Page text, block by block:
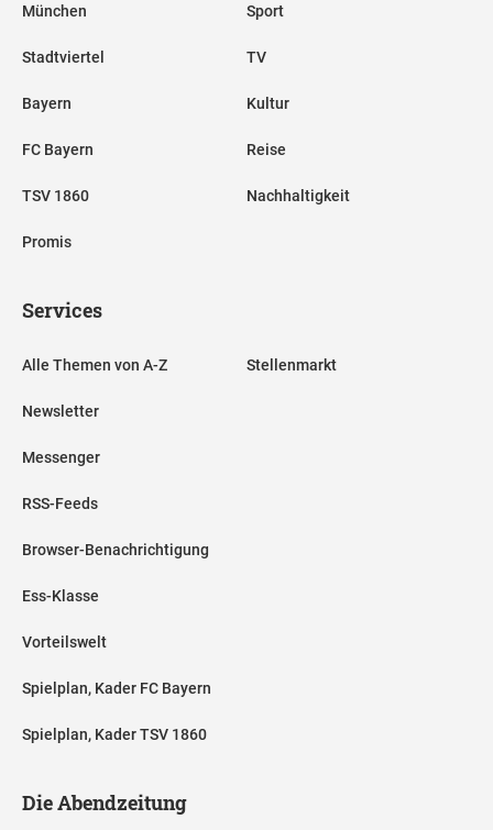
München
Stadtviertel
Bayern
FC Bayern
TSV 1860
Promis
Sport
TV
Kultur
Reise
Nachhaltigkeit
Services
Alle Themen von A-Z
Newsletter
Messenger
RSS-Feeds
Browser-Benachrichtigung
Ess-Klasse
Vorteilswelt
Spielplan, Kader FC Bayern
Spielplan, Kader TSV 1860
Stellenmarkt
Die Abendzeitung